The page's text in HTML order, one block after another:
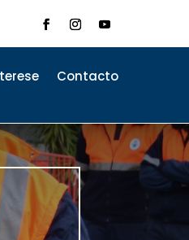
Contacto